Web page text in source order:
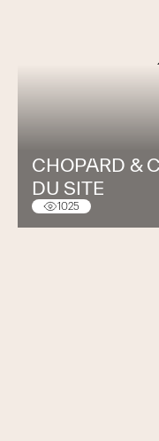
CHOPARD &
DU SITE
1025